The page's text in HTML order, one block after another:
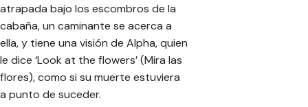
atrapada bajo los escombros de la
cabaña, un caminante se acerca a
ella, y tiene una visión de Alpha, quien
le dice ‘Look at the flowers’ (Mira las
flores), como si su muerte estuviera
a punto de suceder.